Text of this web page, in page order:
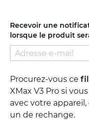
Recevoir une
lorsque le produit
Procurez-vous ce
XMax V3 Pro si
avec votre
un de rechange.